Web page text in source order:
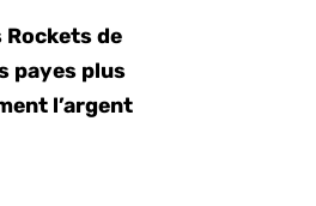
Rockets de
payes plus
l’argent